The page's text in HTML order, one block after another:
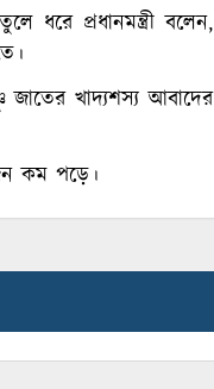
ধরে প্রধানমন্ত্রী বলেন,
জাতের খাদ্যশস্য আবাদের
কম পড়ে।